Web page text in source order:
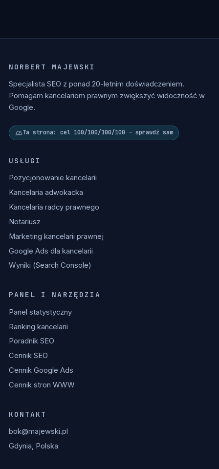
NORBERT MAJEWSKI
Specjalista SEO z ponad 20-letnim doświadczeniem.
Pomagam kancelariom prawnym zwiększyć widoczność w
Google.
Ta strona: cel 100/100/100/100 - sprawdź sam
USŁUGI
Pozycjonowanie kancelarii
Kancelaria adwokacka
Kancelaria radcy prawnego
Notariusz
Marketing kancelarii prawnej
Google Ads dla kancelarii
Wyniki (Search Console)
PANEL I NARZĘDZIA
Panel statystyczny
Ranking kancelarii
Poradnik SEO
Cennik SEO
Cennik Google Ads
Cennik stron WWW
KONTAKT
bok@majewski.pl
Gdynia, Polska